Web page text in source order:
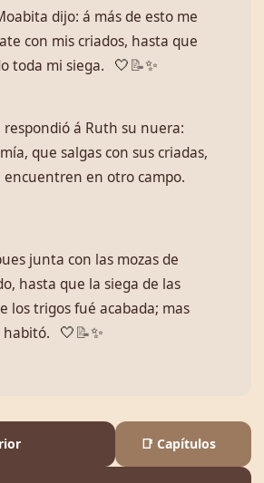
dijo: á más de esto me
con mis criados, hasta que
toda mi siega.
🤍 📝✨
respondió á Ruth su nuera:
que salgas con sus criadas,
en otro campo.
junta con las mozas de
hasta que la siega de las
los trigos fué acabada; mas
habitó.
🤍 📝✨
📑 Capítulos